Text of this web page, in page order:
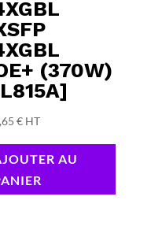
(370W)
€ HT
AU